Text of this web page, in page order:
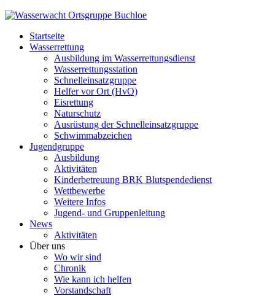
Startseite
Wasserrettung
Ausbildung im Wasserrettungsdienst
Wasserrettungsstation
Schnelleinsatzgruppe
Helfer vor Ort (HvO)
Eisrettung
Naturschutz
Ausrüstung der Schnelleinsatzgruppe
Schwimmabzeichen
Jugendgruppe
Ausbildung
Aktivitäten
Kinderbetreuung BRK Blutspendedienst
Wettbewerbe
Weitere Infos
Jugend- und Gruppenleitung
News
Aktivitäten
Über uns
Wo wir sind
Chronik
Wie kann ich helfen
Vorstandschaft